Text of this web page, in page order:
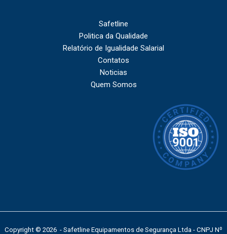
Safetline
Politica da Qualidade
Relatório de Igualidade Salarial
Contatos
Noticias
Quem Somos
Copyright © 2026 - Safetline Equipamentos de Segurança Ltda - CNPJ Nº